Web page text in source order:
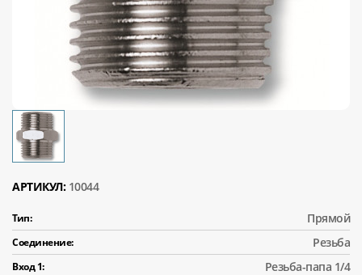
АРТИКУЛ: 10044
Тип: Прямой
Соединение: Резьба
Вход 1: Резьба-папа 1/4